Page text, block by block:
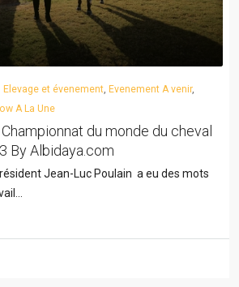
Elevage et évenement, Evenement A venir,
A La Une
du monde du cheval
By Albidaya.com
Jean-Luc Poulain a eu des mots